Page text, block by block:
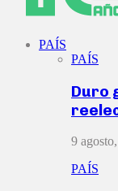
PAÍS
PAÍS
Duro
9
PAÍS